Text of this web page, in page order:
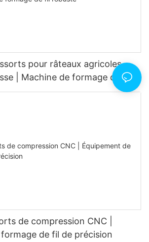
pour râteaux agricoles
| Machine de formage de fil
de compression CNC |
de fil de précision